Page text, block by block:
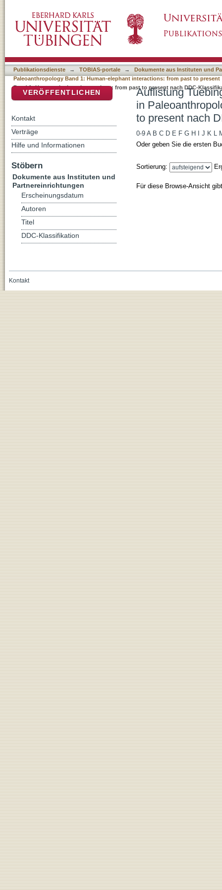
1: Human-elephant interactions: from past
Publikationsdienste → TOBIAS-portale →
Dokumente aus Instituten und
Paleoanthropology Band 1: Human-elephant interactions: from past to present
Band 1: Human-elephant interactions: from past to present nach DDC-
Auflistung
in
to present nach
0-9 A B C D E F G H J K L
Oder geben Sie die ersten
Sortierung:
Für diese Browse-Ansicht
VERÖFFENTLICHEN
Kontakt
Verträge
Hilfe und Informationen
Stöbern
Dokumente aus Instituten und
Partnereinrichtungen
Erscheinungsdatum
Autoren
Titel
DDC-Klassifikation
Kontakt